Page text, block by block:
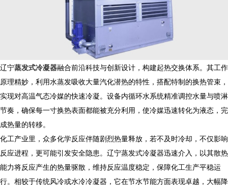
​ 辽宁蒸发式冷凝器融合前沿科技与创新设计，构建起热交换体系。其工作
原理精妙，利用水蒸发吸收大量汽化潜热的特性，搭配特制的换热管束，
实现对高温气态冷媒的快速冷凝。设备内循环水系统精准调控水量与喷淋
节奏，确保每一寸换热表面都能被充分利用，使冷媒迅速转化为液态，完
成热量的转移。
​ 化工产业里，众多化学反应伴随剧烈热量释放，若不及时冷却，不仅影响
反应进程，更可能引发安全隐患。辽宁蒸发式冷凝器迅速介入，以其散热
能力将反应产生的热量驱散，维持反应温度稳定，保障化工生产平稳运
行。相较于传统风冷或水冷冷凝器，它在节水节能方面表现卓越，大幅降